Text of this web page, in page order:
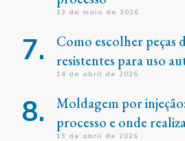
13 de maio de 2026
Como escolher peças
resistentes para uso
14 de abril de 2026
Moldagem por
processo e onde
13 de abril de 2026